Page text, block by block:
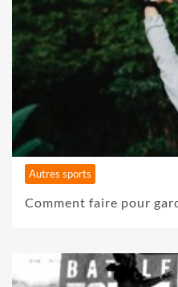
Autres sports
Comment faire pour